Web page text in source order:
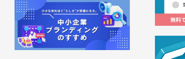
小さな会社ほど“らしさ”が武器にな
る。中小企業ブランディングのすすめ
2026.05.13 事例